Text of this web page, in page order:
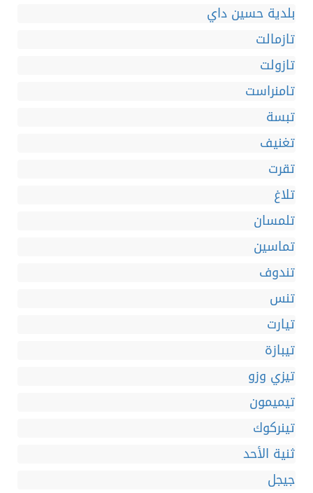
بلدية حسين داي
تازمالت
تازولت
تامنراست
تبسة
تغنيف
تقرت
تلاغ
تلمسان
تماسين
تندوف
تنس
تيارت
تيبازة
تيزي وزو
تيميمون
تينركوك
ثنية الأحد
جيجل